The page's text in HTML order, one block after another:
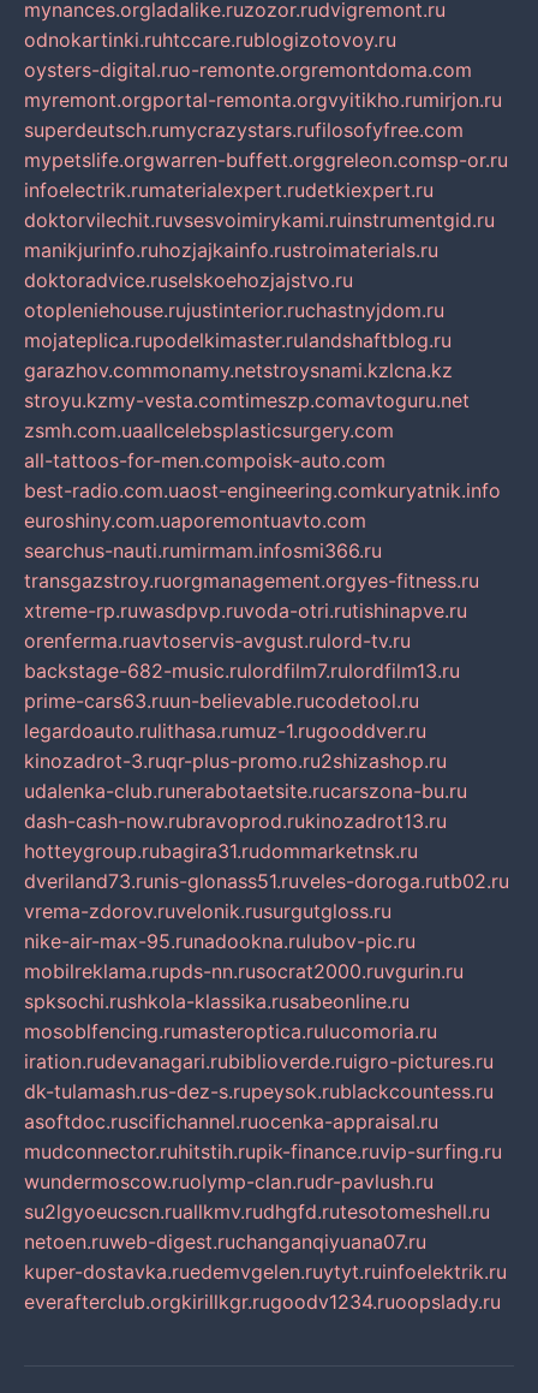
mynances.orgladalike.ruzozor.rudvigremont.ru
odnokartinki.ruhtccare.rublogizotovoy.ru
oysters-digital.ruo-remonte.orgremontdoma.com
myremont.orgportal-remonta.orgvyitikho.rumirjon.ru
superdeutsch.rumycrazystars.rufilosofyfree.com
mypetslife.orgwarren-buffett.orggreleon.comsp-or.ru
infoelectrik.rumaterialexpert.rudetkiexpert.ru
doktorvilechit.ruvsesvoimirykami.ruinstrumentgid.ru
manikjurinfo.ruhozjajkainfo.rustroimaterials.ru
doktoradvice.ruselskoehozjajstvo.ru
otopleniehouse.rujustinterior.ruchastnyjdom.ru
mojateplica.rupodelkimaster.rulandshaftblog.ru
garazhov.commonamy.netstroysnami.kzlcna.kz
stroyu.kzmy-vesta.comtimeszp.comavtoguru.net
zsmh.com.uaallcelebsplasticsurgery.com
all-tattoos-for-men.compoisk-auto.com
best-radio.com.uaost-engineering.comkuryatnik.info
euroshiny.com.uaporemontuavto.com
searchus-nauti.rumirmam.infosmi366.ru
transgazstroy.ruorgmanagement.orgyes-fitness.ru
xtreme-rp.ruwasdpvp.ruvoda-otri.rutishinapve.ru
orenferma.ruavtoservis-avgust.rulord-tv.ru
backstage-682-music.rulordfilm7.rulordfilm13.ru
prime-cars63.ruun-believable.rucodetool.ru
legardoauto.rulithasa.rumuz-1.rugooddver.ru
kinozadrot-3.ruqr-plus-promo.ru2shizashop.ru
udalenka-club.runerabotaetsite.rucarszona-bu.ru
dash-cash-now.rubravoprod.rukinozadrot13.ru
hotteygroup.rubagira31.rudommarketnsk.ru
dveriland73.runis-glonass51.ruveles-doroga.rutb02.ru
vrema-zdorov.ruvelonik.rusurgutgloss.ru
nike-air-max-95.runadookna.rulubov-pic.ru
mobilreklama.rupds-nn.rusocrat2000.ruvgurin.ru
spksochi.rushkola-klassika.rusabeonline.ru
mosoblfencing.rumasteroptica.rulucomoria.ru
iration.rudevanagari.rubiblioverde.ruigro-pictures.ru
dk-tulamash.rus-dez-s.rupeysok.rublackcountess.ru
asoftdoc.ruscifichannel.ruocenka-appraisal.ru
mudconnector.ruhitstih.rupik-finance.ruvip-surfing.ru
wundermoscow.ruolymp-clan.rudr-pavlush.ru
su2lgyoeucscn.ruallkmv.rudhgfd.rutesotomeshell.ru
netoen.ruweb-digest.ruchanganqiyuana07.ru
kuper-dostavka.ruedemvgelen.ruytyt.ruinfoelektrik.ru
everafterclub.orgkirillkgr.rugoodv1234.ruoopslady.ru